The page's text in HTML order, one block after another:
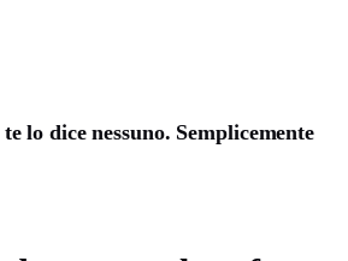
lo dice nessuno. Semplicemente